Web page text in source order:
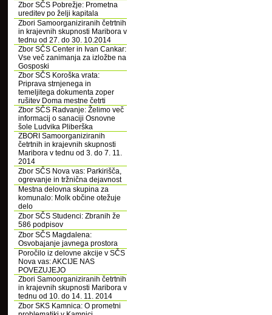
Zbor SČS Pobrežje: Prometna
ureditev po želji kapitala
Zbori Samoorganiziranih četrtnih
in krajevnih skupnosti Maribora v
tednu od 27. do 30. 10.2014
Zbor SČS Center in Ivan Cankar:
Vse več zanimanja za izložbe na
Gosposki
Zbor SČS Koroška vrata:
Priprava strnjenega in
temeljitega dokumenta zoper
rušitev Doma mestne četrti
Zbor SČS Radvanje: Želimo več
informacij o sanaciji Osnovne
šole Ludvika Pliberška
ZBORI Samoorganiziranih
četrtnih in krajevnih skupnosti
Maribora v tednu od 3. do 7. 11.
2014
Zbor SČS Nova vas: Parkirišča,
ogrevanje in tržnična dejavnost
Mestna delovna skupina za
komunalo: Molk občine otežuje
delo
Zbor SČS Studenci: Zbranih že
586 podpisov
Zbor SČS Magdalena:
Osvobajanje javnega prostora
Poročilo iz delovne akcije v SČS
Nova vas: AKCIJE NAS
POVEZUJEJO
Zbori Samoorganiziranih četrtnih
in krajevnih skupnosti Maribora v
tednu od 10. do 14. 11. 2014
Zbor SKS Kamnica: O prometni